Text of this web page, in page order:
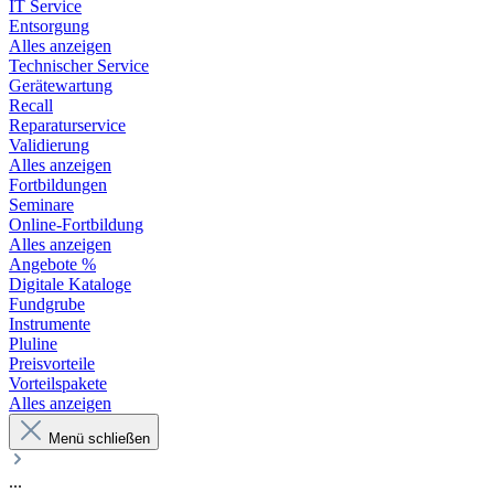
IT Service
Entsorgung
Alles anzeigen
Technischer Service
Gerätewartung
Recall
Reparaturservice
Validierung
Alles anzeigen
Fortbildungen
Seminare
Online-Fortbildung
Alles anzeigen
Angebote %
Digitale Kataloge
Fundgrube
Instrumente
Pluline
Preisvorteile
Vorteilspakete
Alles anzeigen
Menü schließen
...